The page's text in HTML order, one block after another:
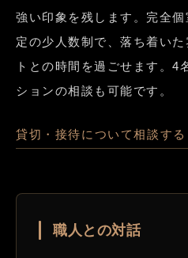
強い印象を残します。完全
定の少人数制で、落ち着い
トとの時間を過ごせます。4
ションの相談も可能です。
貸切・接待について相談す
職人との対話